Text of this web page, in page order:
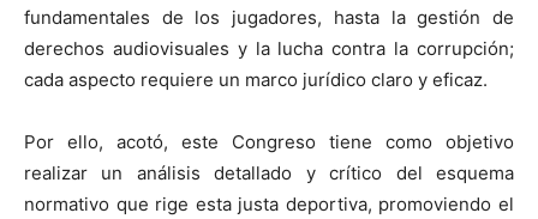
fundamentales de los jugadores, hasta la gestión de
derechos audiovisuales y la lucha contra la corrupción;
cada aspecto requiere un marco jurídico claro y eficaz.
Por ello, acotó, este Congreso tiene como objetivo
realizar un análisis detallado y crítico del esquema
normativo que rige esta justa deportiva, promoviendo el